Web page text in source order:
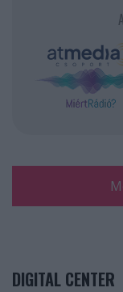
DIGITAL CENTER